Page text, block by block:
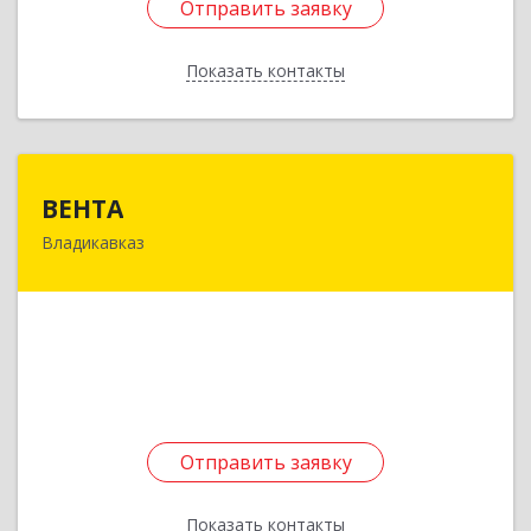
Отправить заявку
Показать контакты
Отправить заявку
Назад
ВЕНТА
Владикавказ
Отправить заявку
Показать контакты
362031, Северная Осетия - Алания Респ,
Отправить заявку
Назад